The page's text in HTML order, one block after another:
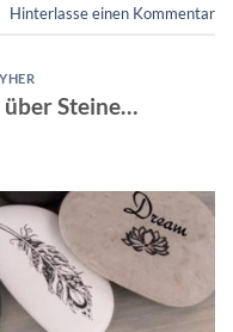
Hinterlasse einen Kommentar
Steine…